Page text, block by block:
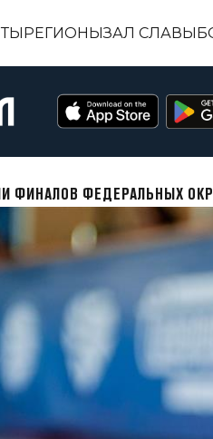
РЕГИОНЫЗАЛ СЛАВЫ
ФИНАЛОВ ФЕДЕРАЛЬНЫХ